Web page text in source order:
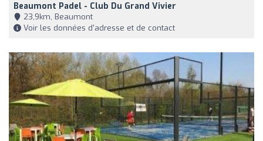
Beaumont Padel - Club Du Grand Vivier
23,9km, Beaumont
Voir les données d'adresse et de contact